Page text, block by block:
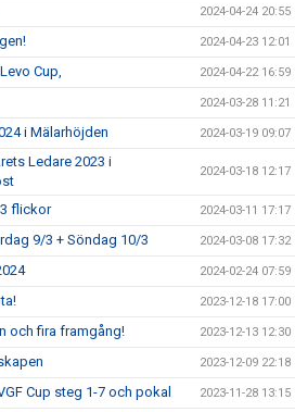
2024-04-24 20:55
2024-04-23 12:01
Cup, 2024-04-22 16:59
2024-03-28 11:21
i Mälarhöjden 2024-03-19 09:07
Ledare 2023 i
2024-03-18 12:17
flickor 2024-03-11 17:17
9/3 + Söndag 10/3 2024-03-08 17:32
2024-02-24 07:59
2023-12-18 17:00
och fira framgång! 2023-12-13 12:30
2023-12-09 22:18
Cup steg 1-7 och pokal 2023-11-28 13:15